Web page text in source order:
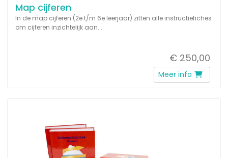
Map cijferen
In de map cijferen (2e t/m 6e leerjaar) zitten alle instructiefiches
om cijferen inzichtelijk aan...
€ 250,00
Meer info